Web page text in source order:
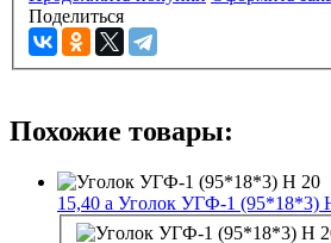
Поделиться
Похожие товары:
15,40 a Уголок УГФ-1 (95*18*3)